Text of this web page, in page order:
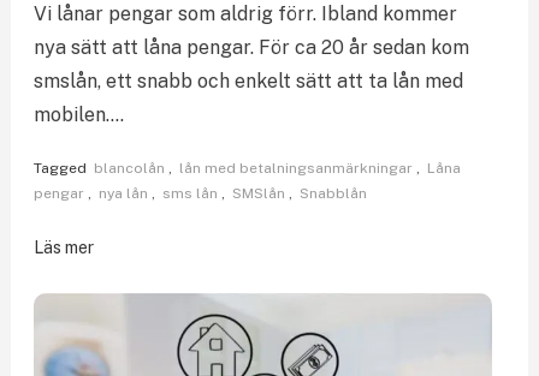
Vi lånar pengar som aldrig förr. Ibland kommer
nya sätt att låna pengar. För ca 20 år sedan kom
smslån, ett snabb och enkelt sätt att ta lån med
mobilen….
Tagged blancolån , lån med betalningsanmärkningar , Låna
pengar , nya lån , sms lån , SMSlån , Snabblån
Läs mer